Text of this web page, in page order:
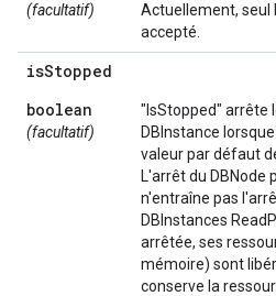
(facultatif)
Actuellement, seul
accepté.
isStopped
boolean
(facultatif)
"IsStopped" arrête
DBInstance
valeur par défaut
L'arrêt du DBNode
n'entraîne pas
DBInstances
arrêtée, ses
mémoire) sont
conserve la